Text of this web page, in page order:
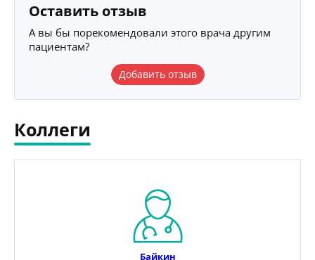
Оставить отзыв
А вы бы порекомендовали этого врача другим
пациентам?
Добавить отзыв
Коллеги
Байкин